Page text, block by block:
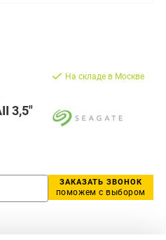
3,5"
На складе в Москве
ЗАКАЗАТЬ ЗВОНОК
поможем с выбором